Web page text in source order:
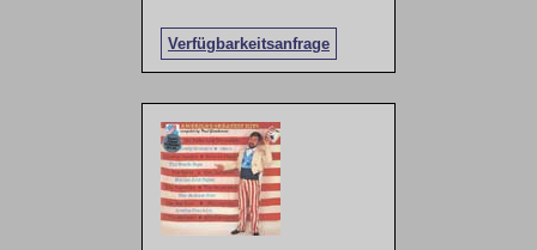
Verfügbarkeitsanfrage